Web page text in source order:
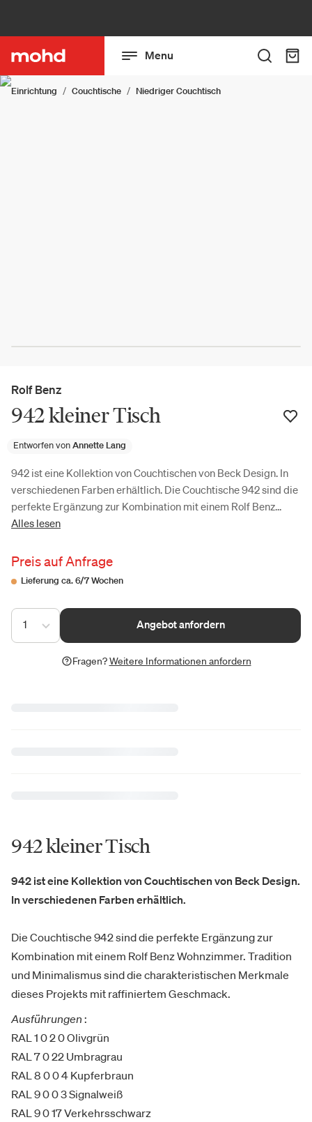
Menu
Einrichtung Couchtische Niedriger Couchtisch
Rolf Benz
942 kleiner Tisch
Entworfen vonAnnette Lang
942 ist eine Kollektion von Couchtischen von Beck Design. In
verschiedenen Farben erhältlich. Die Couchtische 942 sind die
perfekte Ergänzung zur Kombination mit einem Rolf Benz...
Alles lesen
Preis auf Anfrage
Lieferung ca. 6/7 Wochen
1 Angebot anfordern
Fragen?Weitere Informationen anfordern
942 kleiner Tisch
942 ist eine Kollektion von Couchtischen von Beck Design.
In verschiedenen Farben erhältlich.
Die Couchtische 942 sind die perfekte Ergänzung zur
Kombination mit einem Rolf Benz Wohnzimmer. Tradition
und Minimalismus sind die charakteristischen Merkmale
dieses Projekts mit raffiniertem Geschmack.
Ausführungen :
RAL 1 0 2 0 Olivgrün
RAL 7 0 22 Umbragrau
RAL 8 0 0 4 Kupferbraun
RAL 9 0 0 3 Signalweiß
RAL 9 0 17 Verkehrsschwarz